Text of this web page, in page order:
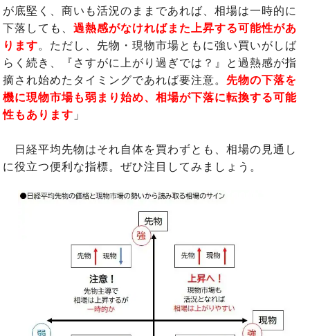
が底堅く、商いも活況のままであれば、相場は一時的に
下落しても、過熱感がなければまた上昇する可能性があ
ります。ただし、先物・現物市場ともに強い買いがしば
らく続き、『さすがに上がり過ぎでは？』と過熱感が指
摘され始めたタイミングであれば要注意。 先物の下落を
機に現物市場も弱まり始め、相場が下落に転換する可能
性もあります 」
日経平均先物はそれ自体を買わずとも、相場の見通し
に役立つ便利な指標。ぜひ注目してみましょう。